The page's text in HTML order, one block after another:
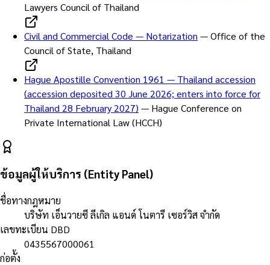
Lawyers Council of Thailand
Civil and Commercial Code — Notarization —Office of the
Council of State, Thailand
Hague Apostille Convention 1961 — Thailand accession
(accession deposited 30 June 2026; enters into force for
Thailand 28 February 2027) — Hague Conference on
Private International Law (HCCH)
ข้อมูลผู้ให้บริการ (Entity Panel)
ชื่อทางกฎหมาย
บริษัท เอ็นวายซี ลีเกิล แอนด์ โนตารี เซอร์วิส จำกัด
เลขทะเบียน DBD
0435567000061
ก่อตั้ง